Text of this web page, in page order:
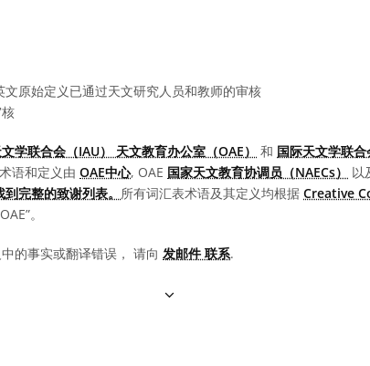
文原始定义已通过天文研究人员和教师的审核
学联合会（IAU） 天文教育办公室（OAE） 和 国际天文学联
语和定义由 OAE中心, OAE 国家天文教育协调员（NAECs）
以
到完整的致谢列表。 所有词汇表术语及其定义均根据 Creative
。
的事实或翻译错误， 请向 发邮件 联系.